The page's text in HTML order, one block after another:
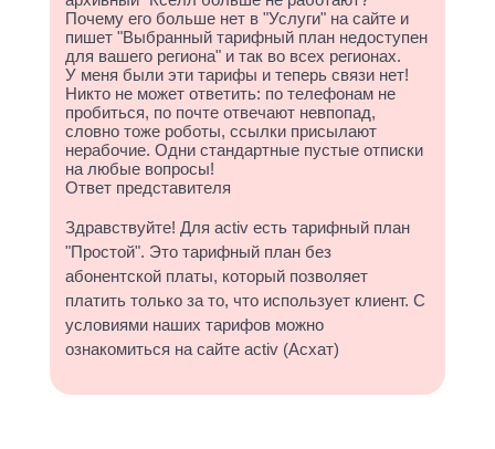
Почему его больше нет в "Услуги" на сайте и
пишет "Выбранный тарифный план недоступен
для вашего региона" и так во всех регионах.
У меня были эти тарифы и теперь связи нет!
Никто не может ответить: по телефонам не
пробиться, по почте отвечают невпопад,
словно тоже роботы, ссылки присылают
нерабочие. Одни стандартные пустые отписки
на любые вопросы!
Ответ представителя
Здравствуйте! Для activ есть тарифный план
"Простой". Это тарифный план без
абонентской платы, который позволяет
платить только за то, что использует клиент. С
условиями наших тарифов можно
ознакомиться на сайте activ (Асхат)